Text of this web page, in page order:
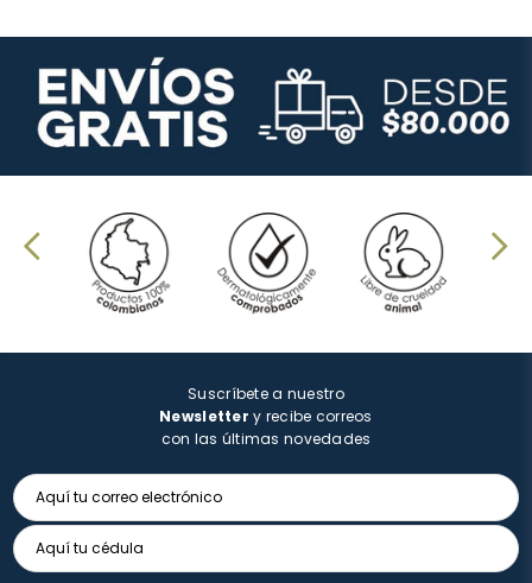
Suscríbete a nuestro
Newsletter y recibe correos
con las últimas novedades